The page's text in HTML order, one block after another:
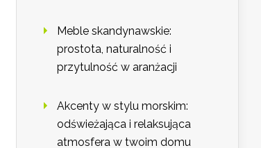
Meble skandynawskie:
prostota, naturalność i
przytulność w aranżacji
Akcenty w stylu morskim:
odświeżająca i relaksująca
atmosfera w twoim domu